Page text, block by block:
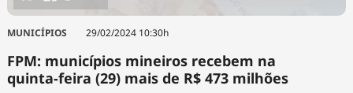
MUNICÍPIOS 29/02/2024 10:30h
FPM: municípios mineiros recebem na
quinta-feira (29) mais de R$ 473 milhões